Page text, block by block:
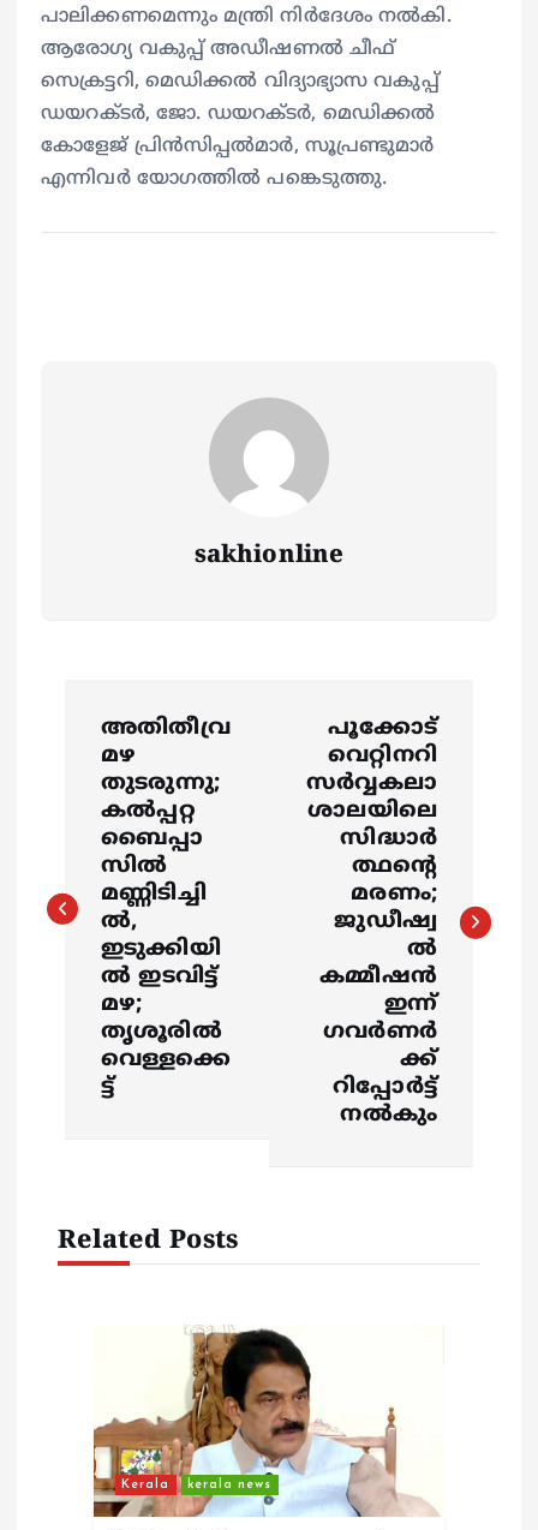
പാലിക്കണമെന്നും മന്ത്രി നിര്‍ദേശം നല്‍കി.
ആരോഗ്യ വകുപ്പ് അഡീഷണല്‍ ചീഫ്
സെക്രട്ടറി, മെഡിക്കല്‍ വിദ്യാഭ്യാസ വകുപ്പ്
ഡയറക്ടര്‍, ജോ. ഡയറക്ടര്‍, മെഡിക്കല്‍
കോളേജ് പ്രിന്‍സിപ്പല്‍മാര്‍, സൂപ്രണ്ടുമാര്‍
എന്നിവര്‍ യോഗത്തില്‍ പങ്കെടുത്തു.
sakhionline
t
n
a
അതിതീവ്ര
മഴ
തുടരുന്നു;
കൽപ്പറ്റ
ബൈപ്പാ
സിൽ
മണ്ണിടിച്ചി
ൽ,
ഇടുക്കിയി
ൽ ഇടവിട്ട്
മഴ;
തൃശൂരിൽ
വെള്ളക്കെ
ട്ട്
പൂക്കോട്
വെറ്റിനറി
സർവ്വകലാ
ശാലയിലെ
സിദ്ധാർ
ത്ഥന്‍റെ
മരണം;
ജുഡീഷ്വ
ൽ
കമ്മീഷൻ
ഇന്ന്
ഗവർണർ
ക്ക്
റിപ്പോർട്ട്
നൽകും
Related Posts
Kerala kerala news